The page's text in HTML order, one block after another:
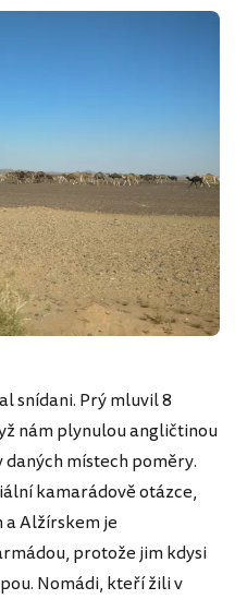
snídani. Prý mluvil 8
nám plynulou angličtinou
místech poměry.
kamarádově otázce,
Alžírskem je
protože jim kdysi
Nomádi, kteří žili v